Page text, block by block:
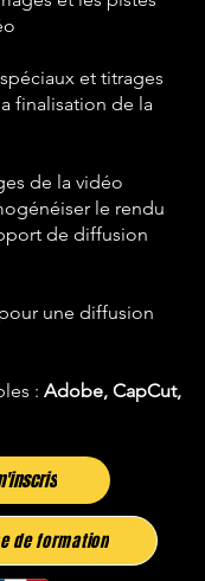
et titrages
finalisation de la
de la vidéo
le rendu
de diffusion
une diffusion
: Adobe, CapCut,
de formation